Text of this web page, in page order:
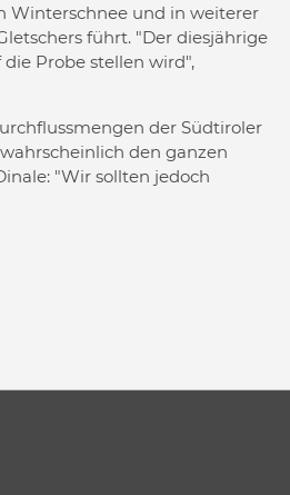
Winterschnee und in weiterer
führt. "Der diesjährige
Probe stellen wird",
der Südtiroler
den ganzen
"Wir sollten jedoch